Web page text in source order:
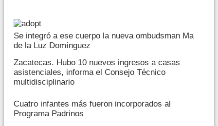
Se integró a ese cuerpo la nueva ombudsman Ma
de la Luz Domínguez
Zacatecas. Hubo 10 nuevos ingresos a casas
asistenciales, informa el Consejo Técnico
multidisciplinario
Cuatro infantes más fueron incorporados al
Programa Padrinos